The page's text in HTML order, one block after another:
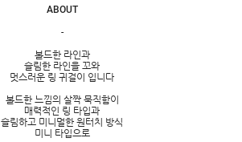
ABOUT
-
볼드한 라인과
슬림한 라인을 꼬와
멋스러운 링 귀걸이 입니다
볼드한 느낌의 살짝 묵직함이
매력적인 링 타입과
슬림하고 미니멀한 원터치 방식
미니 타입으로